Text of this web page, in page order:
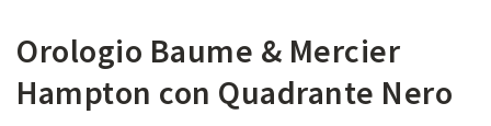
Orologio Baume & Mercier
Hampton con Quadrante Nero